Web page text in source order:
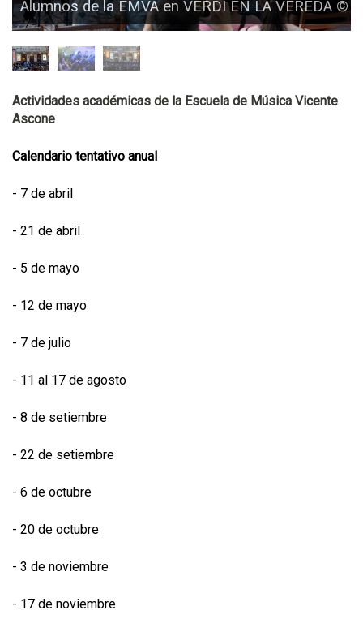
Alumnos de la EMVA en VERDI EN LA VEREDA ©
Actividades académicas de la Escuela de Música Vicente
Ascone
Calendario tentativo anual
- 7 de abril
- 21 de abril
- 5 de mayo
- 12 de mayo
- 7 de julio
- 11 al 17 de agosto
- 8 de setiembre
- 22 de setiembre
- 6 de octubre
- 20 de octubre
- 3 de noviembre
- 17 de noviembre